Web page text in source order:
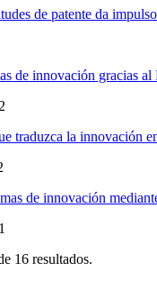
de patente da
de innovación gracias
traduzca la innovación
de innovación
16 resultados.